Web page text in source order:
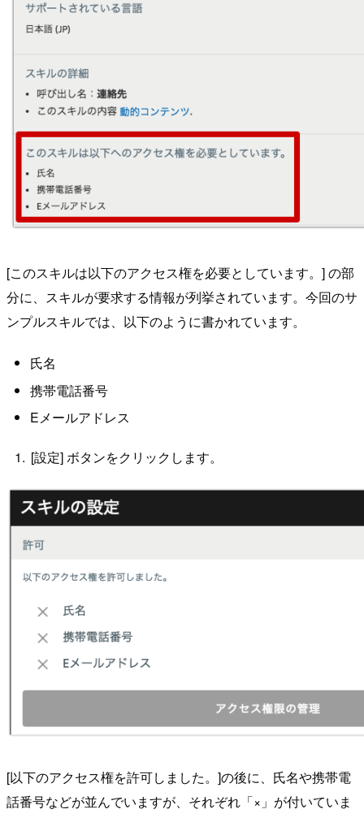
[このスキルは以下のアクセス権を必要としています。] の部
分に、スキルが要求する情報が列挙されています。今回のサ
ンプルスキルでは、以下のように書かれています。
氏名
携帯電話番号
Eメールアドレス
[設定] ボタンをクリックします。
[以下のアクセス権を許可しました。]の後に、氏名や携帯電
話番号などが並んでいますが、それぞれ「×」が付いていま